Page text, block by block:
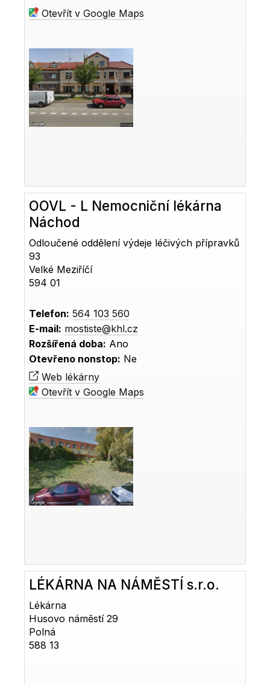
Otevřít v Google Maps
OOVL - L Nemocniční lékárna
Náchod
Odloučené oddělení výdeje léčivých přípravků
93
Velké Meziříčí
594 01
Telefon: 564 103 560
E-mail: mostiste@khl.cz
Rozšířená doba: Ano
Otevřeno nonstop: Ne
Web lékárny
Otevřít v Google Maps
LÉKÁRNA NA NÁMĚSTÍ s.r.o.
Lékárna
Husovo náměstí 29
Polná
588 13